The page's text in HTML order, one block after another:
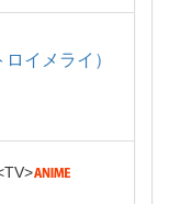
イメライ）
TV